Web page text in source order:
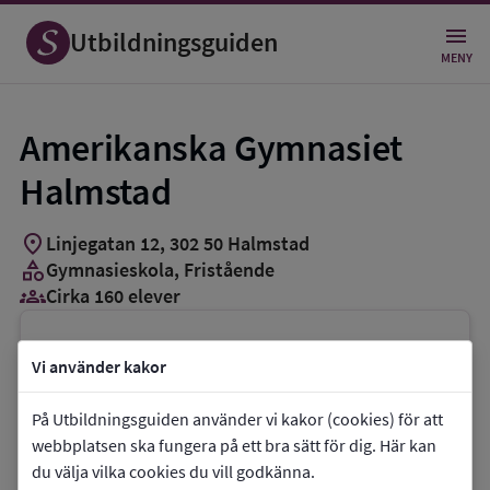
Vi använder kakor
På Utbildningsguiden använder vi kakor (cookies) för att
webbplatsen ska fungera på ett bra sätt för dig. Här kan
du välja vilka cookies du vill godkänna.
Utbildningsguiden MENY
Amerikanska Gymnasiet
Halmstad
location_on Linjegatan 12, 30250 Halmstad
categoryGymnasieskola, Fristående
groups_3Cirka 160 elever
Vill du kontakta skolan?
phoneTelefon:+46760054155
mailE-post:halmstad@amerikanskagymnasiet.se
link Webbplats: Amerikanska Gymnasiet